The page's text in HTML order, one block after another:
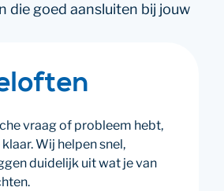
die goed aansluiten bij jouw
vraag of probleem hebt,
Wij helpen snel,
duidelijk uit wat je van